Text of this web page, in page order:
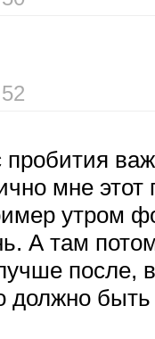
пробития
мне
утром
А там
после,
должно быть